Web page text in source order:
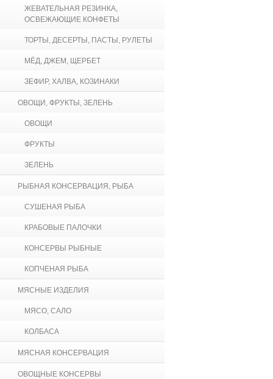
ЖЕВАТЕЛЬНАЯ РЕЗИНКА,
ОСВЕЖАЮЩИЕ КОНФЕТЫ
ТОРТЫ, ДЕСЕРТЫ, ПАСТЫ, РУЛЕТЫ
МЁД, ДЖЕМ, ЩЕРБЕТ
ЗЕФИР, ХАЛВА, КОЗИНАКИ
ОВОЩИ, ФРУКТЫ, ЗЕЛЕНЬ
ОВОЩИ
ФРУКТЫ
ЗЕЛЕНЬ
РЫБНАЯ КОНСЕРВАЦИЯ, РЫБА
СУШЕНАЯ РЫБА
КРАБОВЫЕ ПАЛОЧКИ
КОНСЕРВЫ РЫБНЫЕ
КОПЧЕНАЯ РЫБА
МЯСНЫЕ ИЗДЕЛИЯ
МЯСО, САЛО
КОЛБАСА
МЯСНАЯ КОНСЕРВАЦИЯ
ОВОЩНЫЕ КОНСЕРВЫ